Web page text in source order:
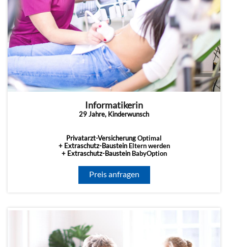
Informatikerin
29 Jahre, Kinderwunsch
Privatarzt-VersicherungOptimal
+ Extraschutz-Baustein Eltern werden
+ Extraschutz-Baustein BabyOption
Preis anfragen